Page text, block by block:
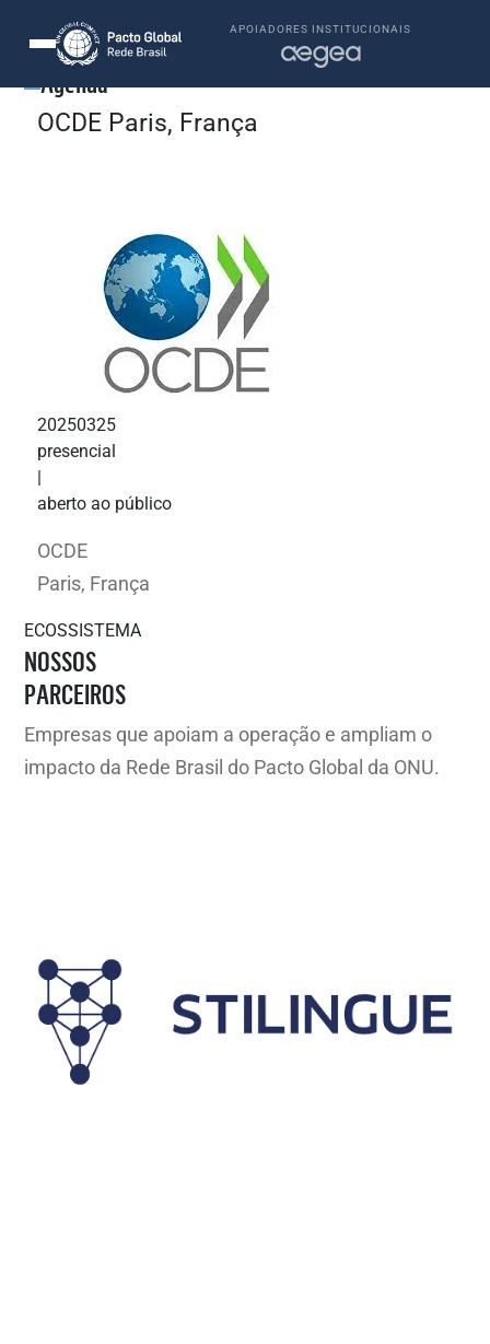
APOIADORES INSTITUCIONAIS
Agenda
OCDE Paris, França
20250325
presencial
|
aberto ao público
OCDE
Paris, França
ECOSSISTEMA
NOSSOS
PARCEIROS
Empresas que apoiam a operação e ampliam o
impacto da Rede Brasil do Pacto Global da ONU.